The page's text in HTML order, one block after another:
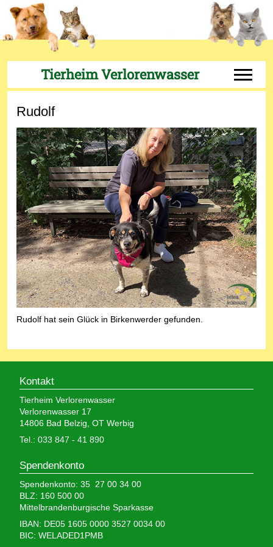
Tierheim Verlorenwasser Off-
Rudolf
Rudolf hat sein Glück in Birkenwerder gefunden.
Kontakt
Tierheim Verlorenwasser
Verlorenwasser 17
14806 Bad Belzig, OT Werbig
Tel.: 033 847 - 41 890
Spendenkonto
Spendenkonto: 35 27 00 34 00
BLZ: 160 500 00
Mittelbrandenburgische Sparkasse
IBAN: DE05 1605 0000 3527 0034 00
BIC: WELADED1PMB